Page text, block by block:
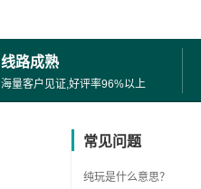
线路成熟
海量客户见证,好评率96%以上
常见问题
纯玩是什么意思？